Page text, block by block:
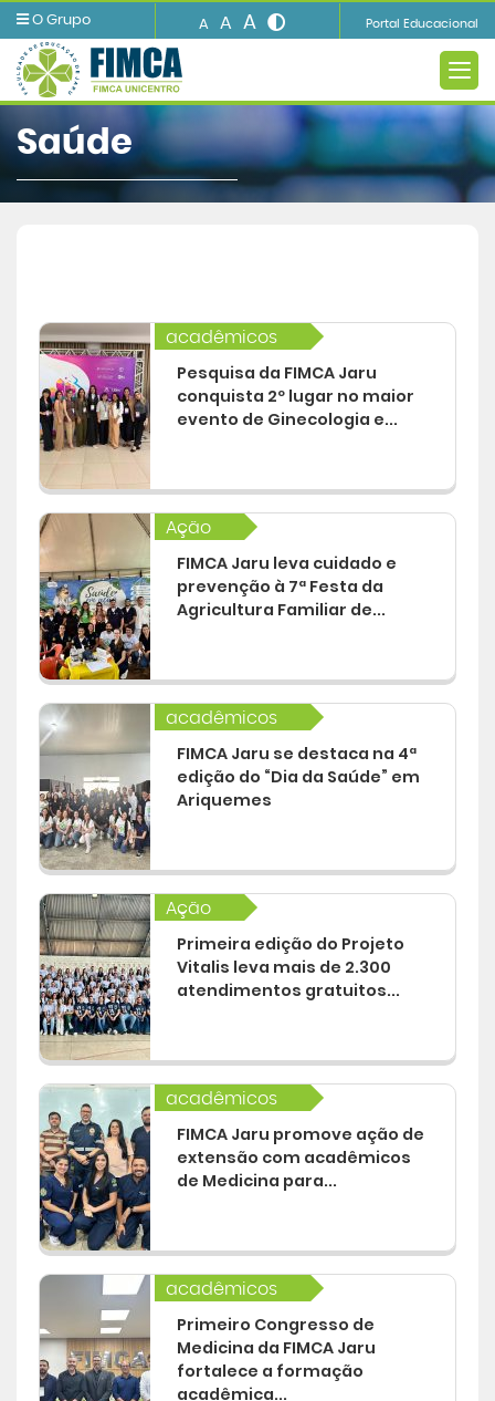
O Grupo A A A Portal Educacional
Cursos deGraduação
Cursos dePós e Extensão
Cursos de EAD
Clínicas de Atendimento
Bolsas e Benefícios
Informações e Serviços
Biblioteca
Imprensa
Central de Atendimento
Saúde
acadêmicos
Pesquisa da FIMCA Jaru
conquista 2º lugar no maior
evento de Ginecologia e...
Ação
FIMCA Jaru leva cuidado e
prevenção à 7ª Festa da
Agricultura Familiar de...
acadêmicos
FIMCA Jaru se destaca na 4ª
edição do “Dia da Saúde” em
Ariquemes
Ação
Primeira edição do Projeto
Vitalis leva mais de 2.300
atendimentos gratuitos...
acadêmicos
FIMCA Jaru promove ação de
extensão com acadêmicos
de Medicina para...
acadêmicos
Primeiro Congresso de
Medicina da FIMCA Jaru
fortalece a formação
acadêmica...